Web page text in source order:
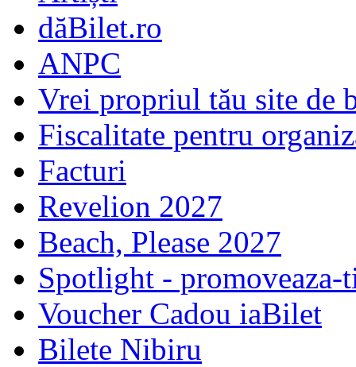
dăBilet.ro
ANPC
Vrei propriul tău site de
Fiscalitate pentru
Facturi
Revelion 2027
Beach, Please 2027
Spotlight - promoveaza-
Voucher Cadou iaBilet
Bilete Nibiru